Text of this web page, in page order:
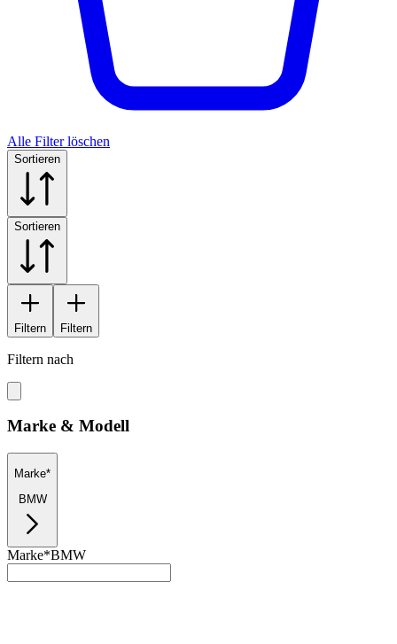
Alle Filter löschen
Sortieren
Sortieren
Filtern Filtern
Filtern nach
Marke & Modell
Marke*
BMW
Marke*BMW